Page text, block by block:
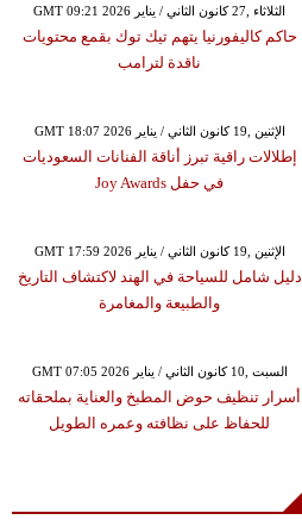
GMT 09:21 2026 الثلاثاء ,27 كانون الثاني / يناير
حاكم كاليفورنيا يتهم تيك توك بقمع محتويات
ناقدة لترامب
GMT 18:07 2026 الإثنين ,19 كانون الثاني / يناير
إطلالات راقية تبرز أناقة الفنانات السعوديات
في حفل Joy Awards
GMT 17:59 2026 الإثنين ,19 كانون الثاني / يناير
دليل شامل للسياحة في الهند لاكتشاف التاريخ
والطبيعة والمغامرة
GMT 07:05 2026 السبت ,10 كانون الثاني / يناير
أسرار تنظيف حوض المطبخ والعناية بملحقاته
للحفاظ على نظافته وعمره الطويل